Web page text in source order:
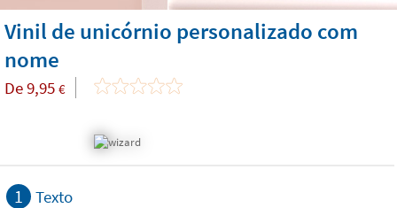
Vinil de unicórnio personalizado com
nome
De9,95 €
1 Texto